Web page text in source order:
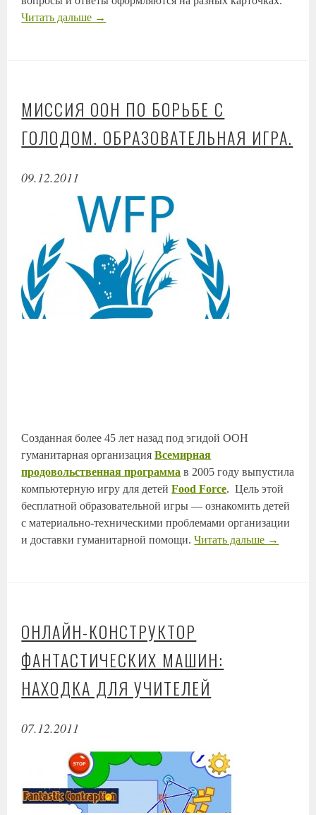
Читать дальше →
МИССИЯ ООН ПО БОРЬБЕ С
ГОЛОДОМ. ОБРАЗОВАТЕЛЬНАЯ ИГРА.
09.12.2011
Созданная более 45 лет назад под эгидой ООН
гуманитарная организацияВсемирная
продовольственная программа в 2005 году выпустила
компьютерную игру для детейFood Force. Цель этой
бесплатной образовательной игры — ознакомить детей
с материально-техническими проблемами организации
и доставки гуманитарной помощи.Читать дальше →
ОНЛАЙН-КОНСТРУКТОР
ФАНТАСТИЧЕСКИХ МАШИН:
НАХОДКА ДЛЯ УЧИТЕЛЕЙ
07.12.2011